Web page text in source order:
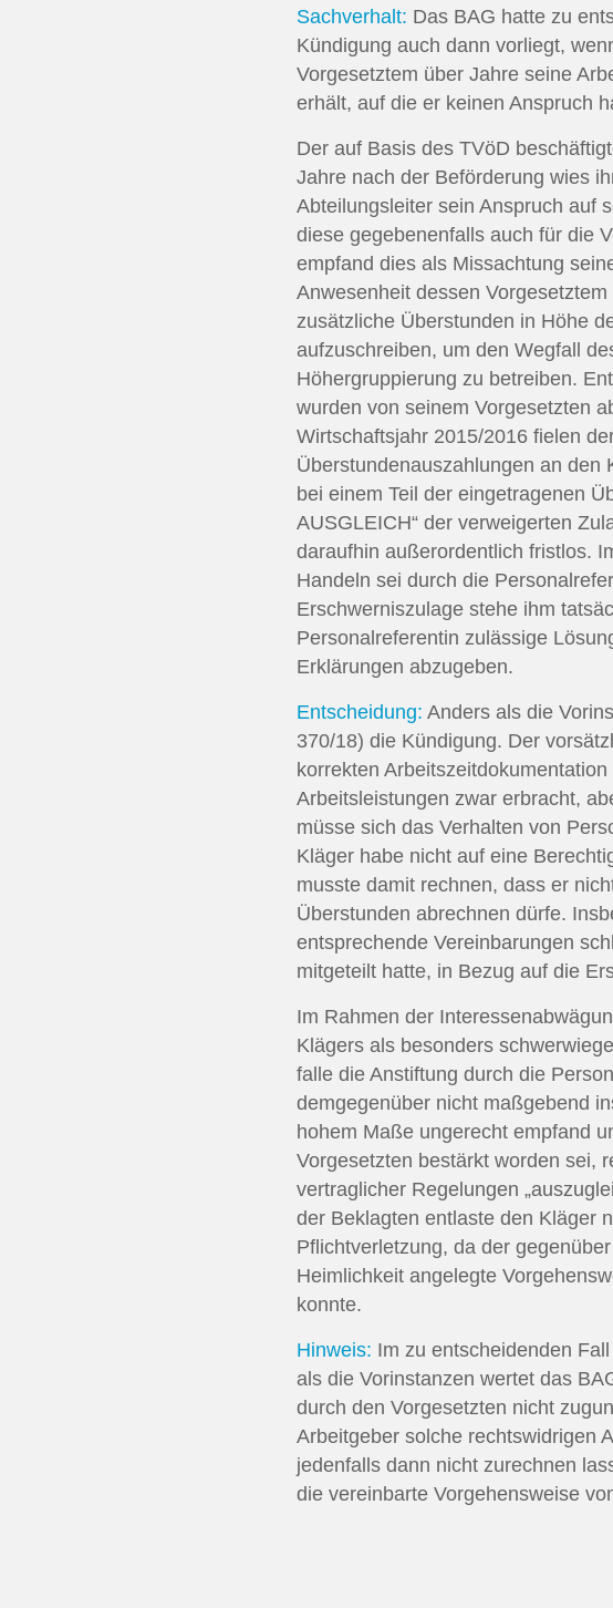
Sachverhalt: Das BAG hatte zu
Kündigung auch dann vorliegt,
Vorgesetztem über Jahre seine
erhält, auf die er keinen Anspruch
Der auf Basis des TVöD
Jahre nach der Beförderung wies
Abteilungsleiter sein Anspruch auf
diese gegebenenfalls auch für die
empfand dies als Missachtung
Anwesenheit dessen
zusätzliche Überstunden in Höhe
aufzuschreiben, um den Wegfall
Höhergruppierung zu betreiben.
wurden von seinem Vorgesetzten
Wirtschaftsjahr 2015/2016 fielen
Überstundenauszahlungen an den
bei einem Teil der eingetragenen
AUSGLEICH“ der verweigerten
daraufhin außerordentlich fristlos.
Handeln sei durch die
Erschwerniszulage stehe ihm
Personalreferentin zulässige
Erklärungen abzugeben.
Entscheidung: Anders als die
370/18) die Kündigung. Der
korrekten
Arbeitsleistungen zwar erbracht,
müsse sich das Verhalten von
Kläger habe nicht auf eine
musste damit rechnen, dass er
Überstunden abrechnen dürfe.
entsprechende Vereinbarungen
mitgeteilt hatte, in Bezug auf die
Im Rahmen der
Klägers als besonders
falle die Anstiftung durch die
demgegenüber nicht maßgebend
hohem Maße ungerecht empfand
Vorgesetzten bestärkt worden sei,
vertraglicher Regelungen
der Beklagten entlaste den Kläger
Pflichtverletzung, da der
Heimlichkeit angelegte
konnte.
Hinweis: Im zu entscheidenden
als die Vorinstanzen wertet das
durch den Vorgesetzten nicht
Arbeitgeber solche rechtswidrigen
jedenfalls dann nicht zurechnen
die vereinbarte Vorgehensweise